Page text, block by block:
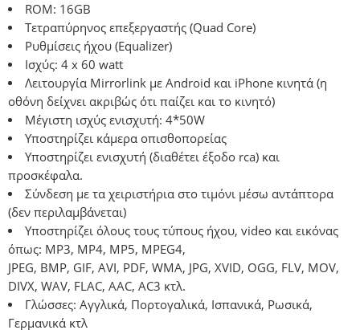
ROM: 16GB
Τετραπύρηνος επεξεργαστής (Quad Core)
Ρυθμίσεις ήχου (Equalizer)
Ισχύς: 4 x 60 watt
Λειτουργία Mirrorlink με Android και iPhone κινητά (η
οθόνη δείχνει ακριβώς ότι παίζει και το κινητό)
Μέγιστη ισχύς ενισχυτή: 4*50W
Υποστηρίζει κάμερα οπισθοπορείας
Υποστηρίζει ενισχυτή (διαθέτει έξοδο rca) και
προσκέφαλα.
Σύνδεση με τα χειριστήρια στο τιμόνι μέσω αντάπτορα
(δεν περιλαμβάνεται)
Υποστηρίζει όλους τους τύπους ήχου, video και εικόνας
όπως: MP3, MP4, MP5, MPEG4,
JPEG, BMP, GIF, AVI, PDF, WMA, JPG, XVID, OGG, FLV, MOV,
DIVX, WAV, FLAC, AAC, AC3 κτλ.
Γλώσσες: Αγγλικά, Πορτογαλικά, Ισπανικά, Ρωσικά,
Γερμανικά κτλ